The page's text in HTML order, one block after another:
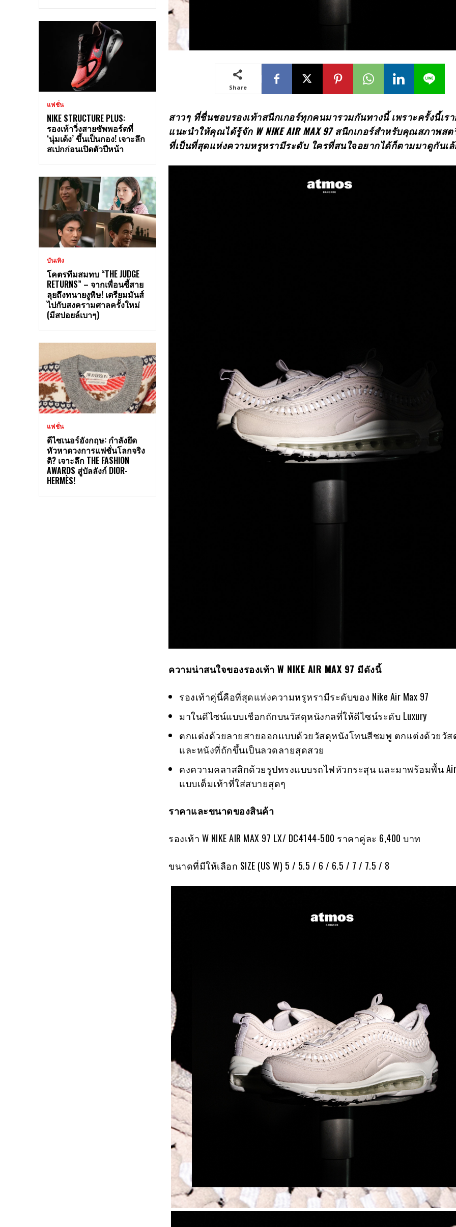
แฟชั่น
NIKE STRUCTURE PLUS:
รองเท้าวิ่งสายซัพพอร์ตที่
‘นุ่มเด้ง’ ขึ้นเป็นกอง! เจาะลึก
สเปกก่อนเปิดตัวปีหน้า
บันเทิง
โคตรทีมสมทบ “THE JUDGE
RETURNS” – จากเพื่อนซี้สาย
ลุยถึงทนายงูพิษ! เตรียมมันส์
ไปกับสงครามศาลครั้งใหม่
(มีสปอยล์เบาๆ)
แฟชั่น
ดีไซเนอร์อังกฤษ: กำลังยึด
หัวหาดวงการแฟชั่นโลกจริง
ดิ? เจาะลึก THE FASHION
AWARDS สู่บัลลังก์ DIOR-
HERMÈS!
Share
สาวๆ ที่ชื่นชอบรองเท้าสนีกเกอร์ทุกคนมารวมกันทางนี้ เพราะครั้งนี้เร
แนะนำให้คุณได้รู้จัก W NIKE AIR MAX 97 สนีกเกอร์สำหรับคุณสภาพส
ที่เป็นที่สุดแห่งความหรูหรามีระดับ ใครที่สนใจอยากได้ก็ตามมาดูกันเ
ความน่าสนใจของรองเท้าW NIKE AIR MAX 97 มีดังนี้
รองเท้าคู่นี้คือที่สุดแห่งความหรูหรามีระดับของ Nike Air Max 97
มาในดีไซน์แบบเชือกถักบนวัสดุหนังกลที่ให้ดีไซน์ระดับ Luxury
ตกแต่งด้วยลายสายออกแบบด้วยวัสดุหนังโทนสีชมพู ตกแต่งด้วยวัส
และหนังที่ถักขึ้นเป็นลวดลายสุดสวย
คงความคลาสสิกด้วยรูปทรงแบบรถไฟหัวกระสุน และมาพร้อมพื้น Air
แบบเต็มเท้าที่ใส่สบายสุดๆ
ราคาและขนาดของสินค้า
รองเท้า W NIKE AIR MAX 97 LX/ DC4144-500 ราคาคู่ละ 6,400 บาท
ขนาดที่มีให้เลือก SIZE (US W) 5 / 5.5 / 6 / 6.5 / 7 / 7.5 / 8